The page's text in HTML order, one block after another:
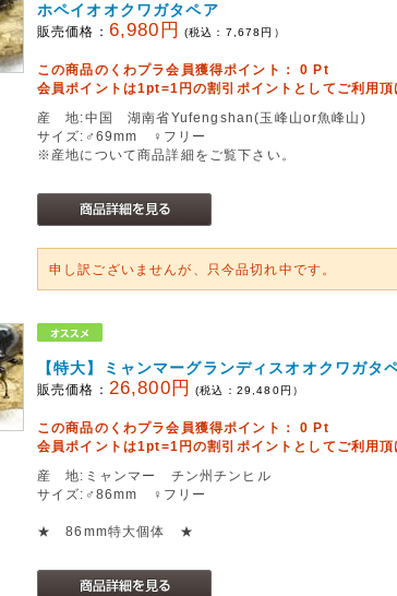
ホペイオオクワガタペア
販売価格： 6,980円 (税込： 7,678 円）
この商品のくわプラ会員獲得ポイント：0 Pt
会員ポイントは1pt=1円の割引ポイントとしてご利用頂
産 地:中国 湖南省Yufengshan(玉峰山or魚峰山)
サイズ:♂69mm ♀フリー
※産地について商品詳細をご覧下さい。
申し訳ございませんが、只今品切れ中です。
【特大】ミャンマーグランディスオオクワガタ
販売価格： 26,800円 (税込： 29,480円）
この商品のくわプラ会員獲得ポイント：0 Pt
会員ポイントは1pt=1円の割引ポイントとしてご利用頂
産 地:ミャンマー チン州チンヒル
サイズ:♂86mm ♀フリー
★ 86mm特大個体 ★